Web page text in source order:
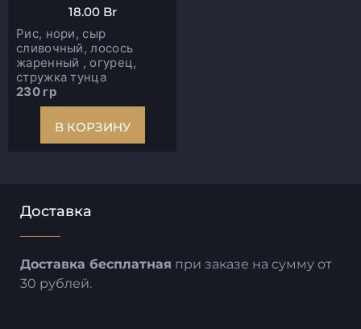
18.00 Br
Рис, нори, сыр
сливочный, лосось
жаренный , огурец,
стружка тунца
230 гр
В КОРЗИНУ
Доставка
Доставка бесплатная при заказе на сумму от
30 рублей.